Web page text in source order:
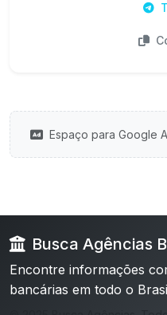
Espaço para Google
Busca Agências
Encontre informações
bancárias em todo o